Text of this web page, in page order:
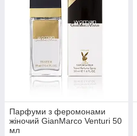
Парфуми з феромонами
жіночий GianMarco Venturi 50
мл